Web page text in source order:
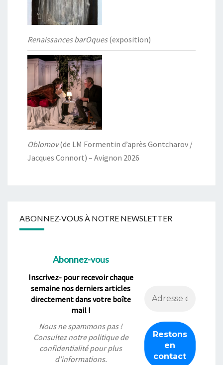
Renaissances barOques(exposition)
Oblomov(de LM Formentin d’après Gontcharov /
Jacques Connort) – Avignon 2026
ABONNEZ-VOUS À NOTRE NEWSLETTER
Abonnez-vous
Inscrivez- pour recevoir chaque
semaine nos derniers articles
directement dans votre boîte
mail !
Nous ne spammons pas !
Consultez notrepolitique de
confidentialitépour plus
d’informations.